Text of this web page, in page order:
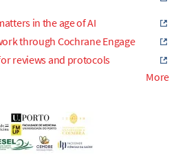
in the age of AI
through Cochrane Engage
reviews and protocols
More